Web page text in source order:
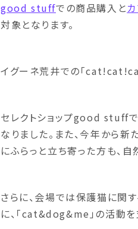
good stuffでの商品購入と
対象となります。
イグーネ荒井での「
セレクトショップgood stuff
なりました。また、今年から新
にふらっと立ち寄った方も、自
さらに、会場では保護猫に関
に、「cat&dog&me」の活動を